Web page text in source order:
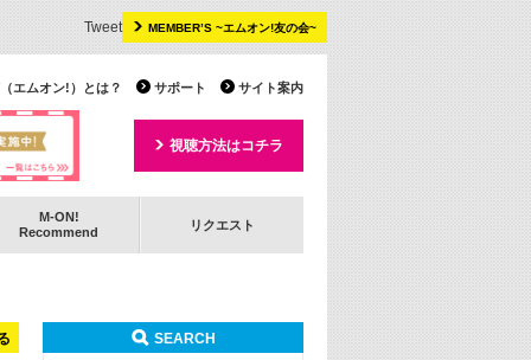
MEMBER’S ~エムオン!友の会~
Tweet
サイト案内
サポート
エムオン!）とは？
視聴方法はコチラ
M-ON!
Recommend
リクエスト
SEARCH